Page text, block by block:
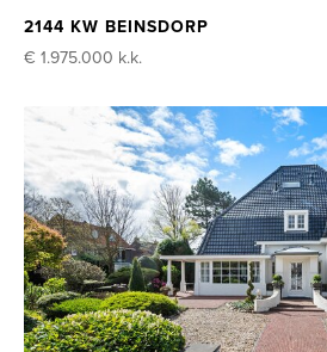
2144 KW BEINSDORP
€ 1.975.000 k.k.